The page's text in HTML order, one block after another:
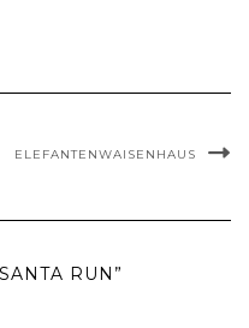
ELEFANTENWAISENHAUS
RUN”